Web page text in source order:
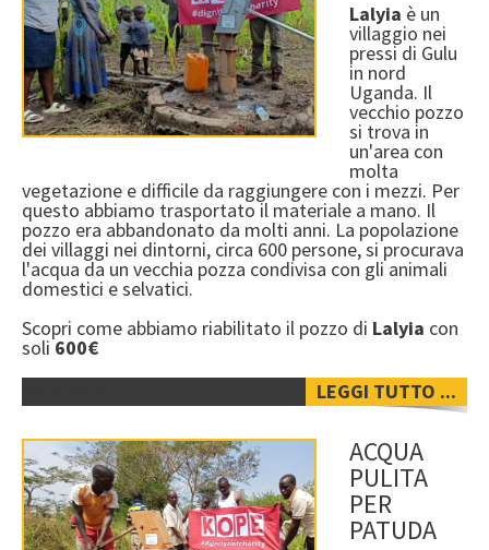
Lalyia è un
villaggio nei
pressi di Gulu
in nord
Uganda. Il
vecchio pozzo
si trova in
un'area con
molta
vegetazione e difficile da raggiungere con i mezzi. Per
questo abbiamo trasportato il materiale a mano. Il
pozzo era abbandonato da molti anni. La popolazione
dei villaggi nei dintorni, circa 600 persone, si procurava
l'acqua da un vecchia pozza condivisa con gli animali
domestici e selvatici.
Scopri come abbiamo riabilitato il pozzo di Lalyia con
soli600€
LEGGI TUTTO ...
ACQUA
PULITA
PER
PATUDA